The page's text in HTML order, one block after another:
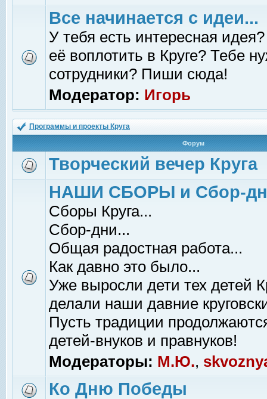
Все начинается с идеи...
У тебя есть интересная
её воплотить в Круге? Тебе
сотрудники? Пиши сюда!
Модератор: Игорь
Программы и проекты Круга
Форум
Творческий вечер Круга
НАШИ СБОРЫ и Сбор-
Сборы Круга...
Сбор-дни...
Общая радостная работа...
Как давно это было...
Уже выросли дети тех детей
делали наши давние
Пусть традиции
детей-внуков и правнуков!
Модераторы: М.Ю.,
Ко Дню Победы